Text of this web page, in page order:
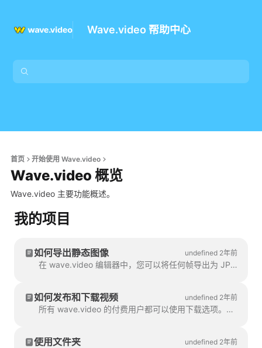
Wave.video 帮助中心
首页 开始使用 Wave.video
Wave.video 概览
Wave.video 主要功能概述。
我的项目
如何导出静态图像 undefined 2年前
在 wave.video 编辑器中，您可以将任何帧导出为 JPG、PNG 或 GIF 格式。只有 PNG 和 GIF 支持透明度。如何开始？ 首先，找到帧...
如何发布和下载视频 undefined 2年前
所有 wave.video 的付费用户都可以使用下载选项。要下载视频，您需要遵循 2 个简单的步骤：选项 A：步骤 ...
使用文件夹 undefined 2年前